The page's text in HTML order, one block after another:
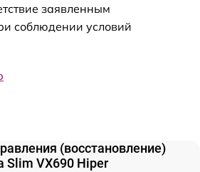
заявленным
соблюдении условий
(восстановление)
Slim VX690 Hiper